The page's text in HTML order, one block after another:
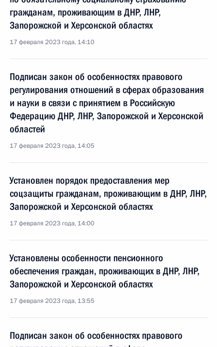
гражданам, проживающим в ДНР, ЛНР,
Запорожской и Херсонской областях
17 февраля 2023 года, 14:10
Подписан закон об особенностях правового
регулирования отношений в сферах образования
и науки в связи с принятием в Российскую
Федерацию ДНР, ЛНР, Запорожской и Херсонской
областей
17 февраля 2023 года, 14:05
Установлен порядок предоставления мер
соцзащиты гражданам, проживающим в ДНР, ЛНР,
Запорожской и Херсонской областях
17 февраля 2023 года, 14:00
Установлены особенности пенсионного
обеспечения граждан, проживающих в ДНР, ЛНР,
Запорожской и Херсонской областях
17 февраля 2023 года, 13:55
Подписан закон об особенностях правового